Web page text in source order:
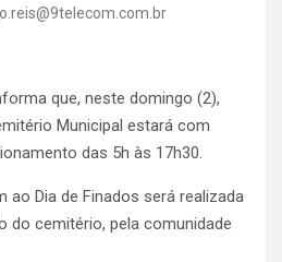
que, neste domingo (2),
Municipal estará com
das 5h às 17h30.
ao Dia de Finados será realizada
do cemitério, pela comunidade